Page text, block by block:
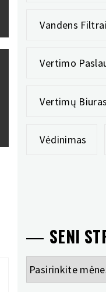
Vandens Filtrai
Vertimo
Vertimų Biuras
Vėdinimas
SENI
Seni
straipsniai